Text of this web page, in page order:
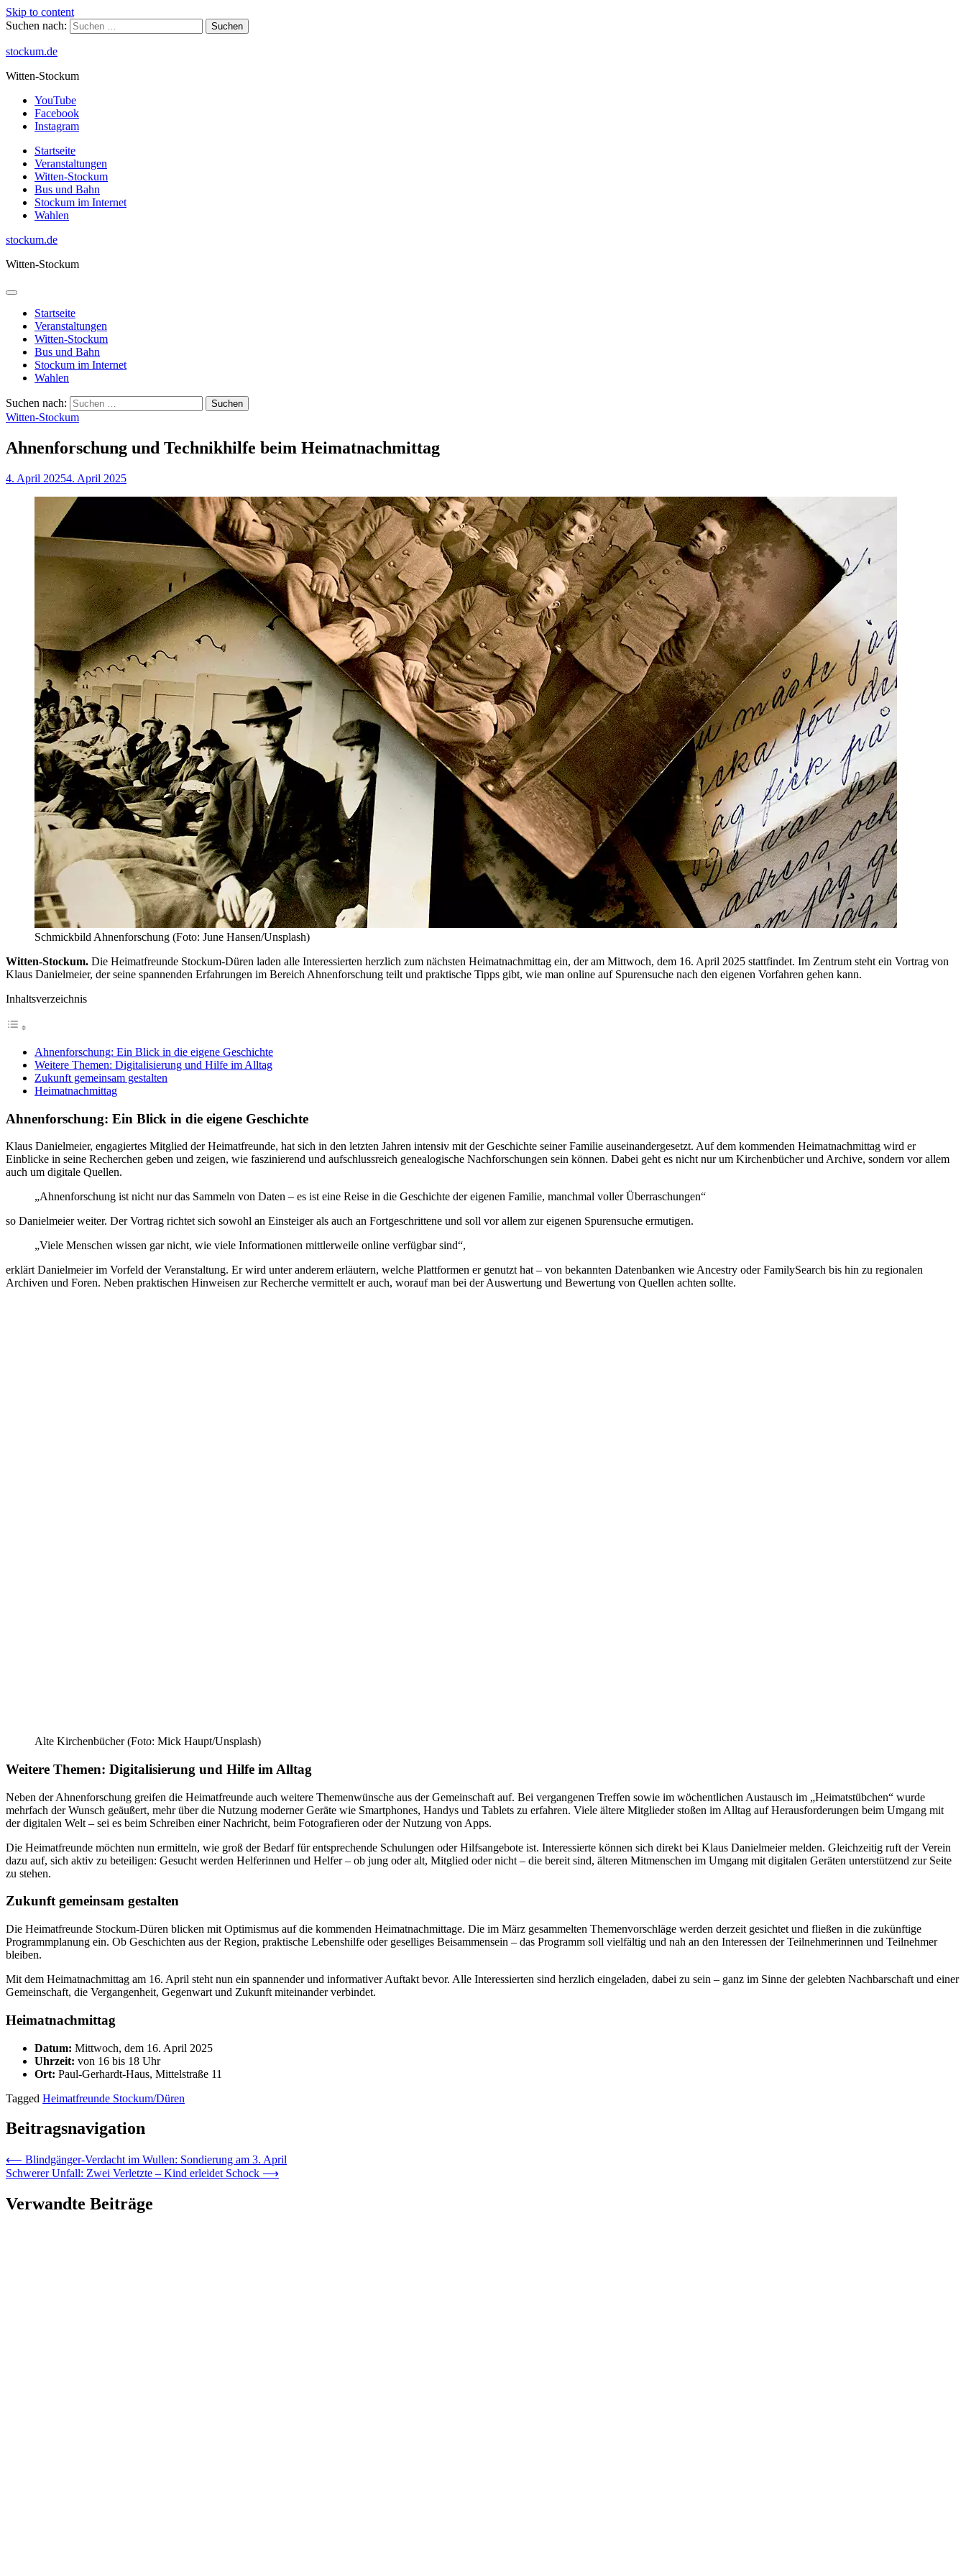
Skip to content
Suchen nach:
stockum.de
Witten-Stockum
YouTube
Facebook
Instagram
Startseite
Veranstaltungen
Witten-Stockum
Bus und Bahn
Stockum im Internet
Wahlen
stockum.de
Witten-Stockum
Startseite
Veranstaltungen
Witten-Stockum
Bus und Bahn
Stockum im Internet
Wahlen
Suchen nach:
Witten-Stockum
Ahnenforschung und Technikhilfe beim Heimatnachmittag
4. April 20254. April 2025
Schmickbild Ahnenforschung (Foto: June Hansen/Unsplash)
Witten-Stockum. Die Heimat­freunde Sto­ckum-Dü­ren la­den al­le Interes­sierten herz­lich zum näch­sten Heimat­nach­mittag ein, der am Mit­t­woch, dem 16. April 2025 statt­findet. Im Zen­trum steht ein Vor­trag von
Klaus Daniel­meier, der seine spannenden Er­fahrungen im Bereich Ahnen­forschung teilt und praktische Tipps gibt, wie man online auf Spurensuche nach den eigenen Vorfahren gehen kann.
Inhaltsverzeichnis
Ahnenforschung: Ein Blick in die eigene Geschichte
Weitere Themen: Digitalisierung und Hilfe im Alltag
Zukunft gemeinsam gestalten
Heimatnachmittag
Ahnenforschung: Ein Blick in die eigene Geschichte
Klaus Danielmeier, engagiertes Mitglied der Heimatfreunde, hat sich in den letzten Jahren intensiv mit der Geschichte seiner Familie auseinandergesetzt. Auf dem kommenden Heimatnachmittag wird er
Einblicke in seine Recherchen geben und zeigen, wie faszinierend und aufschlussreich genealogische Nachforschungen sein können. Dabei geht es nicht nur um Kirchenbücher und Archive, sondern vor allem
auch um digitale Quellen.
„Ahnenforschung ist nicht nur das Sammeln von Daten – es ist eine Reise in die Geschichte der eigenen Familie, manchmal voller Überraschungen“
so Danielmeier weiter. Der Vortrag richtet sich sowohl an Einsteiger als auch an Fortgeschrittene und soll vor allem zur eigenen Spurensuche ermutigen.
„Viele Menschen wissen gar nicht, wie viele Informationen mittlerweile online verfügbar sind“,
erklärt Danielmeier im Vorfeld der Veranstaltung. Er wird unter anderem erläutern, welche Plattformen er genutzt hat – von bekannten Datenbanken wie Ancestry oder FamilySearch bis hin zu regionalen
Archiven und Foren. Neben praktischen Hinweisen zur Recherche vermittelt er auch, worauf man bei der Auswertung und Bewertung von Quellen achten sollte.
Alte Kirchenbücher (Foto: Mick Haupt/Unsplash)
Weitere Themen: Digitalisierung und Hilfe im Alltag
Neben der Ahnenforschung greifen die Heimatfreunde auch weitere Themenwünsche aus der Gemeinschaft auf. Bei vergangenen Treffen sowie im wöchentlichen Austausch im „Heimatstübchen“ wurde
mehrfach der Wunsch geäußert, mehr über die Nutzung moderner Geräte wie Smartphones, Handys und Tablets zu erfahren. Viele ältere Mitglieder stoßen im Alltag auf Herausforderungen beim Umgang mit
der digitalen Welt – sei es beim Schreiben einer Nachricht, beim Fotografieren oder der Nutzung von Apps.
Die Heimatfreunde möchten nun ermitteln, wie groß der Bedarf für entsprechende Schulungen oder Hilfsangebote ist. Interessierte können sich direkt bei Klaus Danielmeier melden. Gleichzeitig ruft der Verein
dazu auf, sich aktiv zu beteiligen: Gesucht werden Helferinnen und Helfer – ob jung oder alt, Mitglied oder nicht – die bereit sind, älteren Mitmenschen im Umgang mit digitalen Geräten unterstützend zur Seite
zu stehen.
Zukunft gemeinsam gestalten
Die Heimatfreunde Stockum-Düren blicken mit Optimismus auf die kommenden Heimatnachmittage. Die im März gesammelten Themenvorschläge werden derzeit gesichtet und fließen in die zukünftige
Programmplanung ein. Ob Geschichten aus der Region, praktische Lebenshilfe oder geselliges Beisammensein – das Programm soll vielfältig und nah an den Interessen der Teilnehmerinnen und Teilnehmer
bleiben.
Mit dem Heimatnachmittag am 16. April steht nun ein spannender und informativer Auftakt bevor. Alle Interessierten sind herzlich eingeladen, dabei zu sein – ganz im Sinne der gelebten Nachbarschaft und einer
Gemeinschaft, die Vergangenheit, Gegenwart und Zukunft miteinander verbindet.
Heimatnachmittag
Datum: Mittwoch, dem 16. April 2025
Uhrzeit: von 16 bis 18 Uhr
Ort: Paul-Gerhardt-Haus, Mittelstraße 11
Tagged Heimatfreunde Stockum/Düren
Beitragsnavigation
⟵ Blindgänger-Verdacht im Wullen: Sondierung am 3. April
Schwerer Unfall: Zwei Verletzte – Kind erleidet Schock ⟶
Verwandte Beiträge